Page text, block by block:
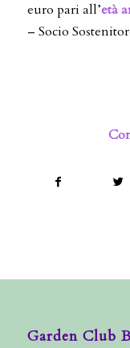
euro pari all’età
– Socio
Garden Club